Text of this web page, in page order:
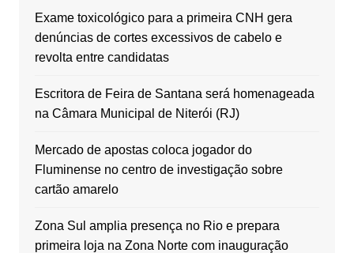
Exame toxicológico para a primeira CNH gera
denúncias de cortes excessivos de cabelo e
revolta entre candidatas
Escritora de Feira de Santana será homenageada
na Câmara Municipal de Niterói (RJ)
Mercado de apostas coloca jogador do
Fluminense no centro de investigação sobre
cartão amarelo
Zona Sul amplia presença no Rio e prepara
primeira loja na Zona Norte com inauguração